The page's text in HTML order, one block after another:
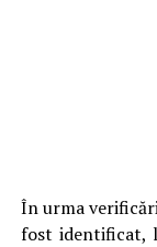
În urma
fost identificat,